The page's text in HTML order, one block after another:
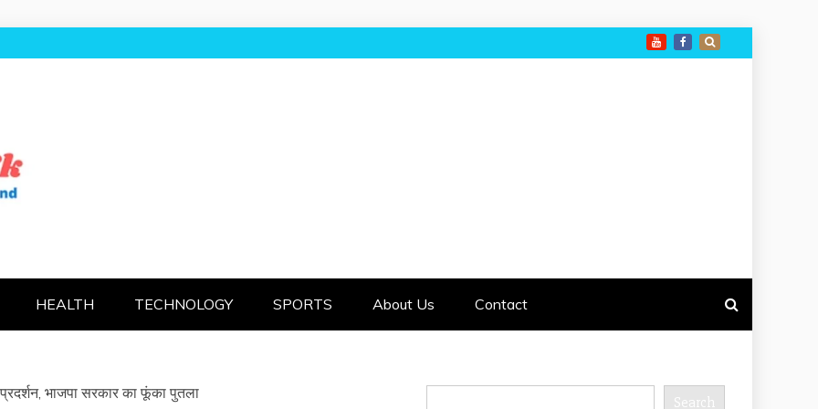
UK
HEALTH TECHNOLOGY SPORTS About Us Contact
भाजपा सरकार का फूंका पुतला
Search